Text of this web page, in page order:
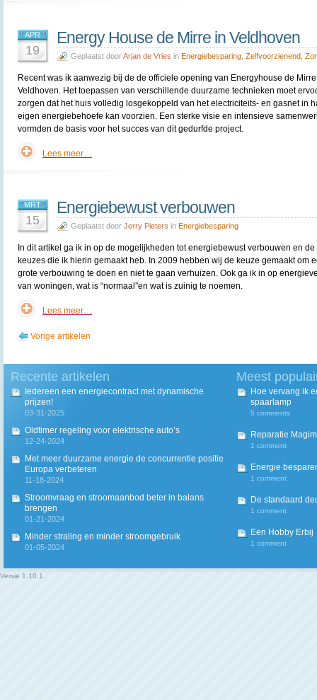
APR
19
Energy House de Mirre in Veldhoven
Geplaatst doorArjan de Vries in Energiebesparing Zelfvoorzienend
Recent was ik aanwezig bij de de officiele opening van Energyhouse de Mirre
Veldhoven. Het toepassen van verschillende duurzame technieken moet
zorgen dat het huis volledig losgekoppeld van het electriciteits- en gasnet in
eigen energiebehoefe kan voorzien. Een sterke visie en intensieve
vormden de basis voor het succes van dit gedurfde project.
Lees meer…
MRT
15
Energiebewust verbouwen
Geplaatst door Jerry Pieters in Energiebesparing
In dit artikel ga ik in op de mogelijkheden tot energiebewust verbouwen en de
keuzes die ik hierin gemaakt heb. In 2009 hebben wij de keuze gemaakt om
grote verbouwing te doen en niet te gaan verhuizen. Ook ga ik in op
van woningen, wat is “normaal”en wat is zuinig te noemen.
Lees meer…
Vorige artikelen
Recente artikelen
Iedereen een energiecontract met dynamische
prijzen!
03-31-2025
Oldtimer regeling voor elektrische auto’s
12-24-2024
Met meer duurzame energie de concurrentie positie
Europa verbeteren
11-18-2024
Stroomvraag en stroomaanbod beter in balans
brengen
01-21-2024
Minder straling en minder stroomgebruik
01-05-2024
Meest
Hoe vervang ik
spaarlamp
5 comments
Reparatie
1 comment
Energie
1 comment
De standaard
1 comment
Een Hobby Erbij
1 comment
Versie 1.10.1